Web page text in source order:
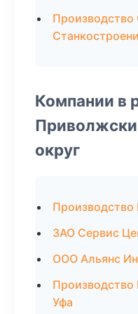
Компании в
округ
ЗАО Сервис
ООО Альянс
Уфа